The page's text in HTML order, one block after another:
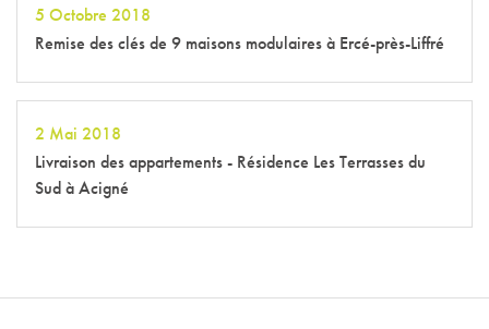
5 Octobre 2018
Remise des clés de 9 maisons modulaires à Ercé-près-Liffré
2 Mai 2018
Livraison des appartements - Résidence Les Terrasses du
Sud à Acigné